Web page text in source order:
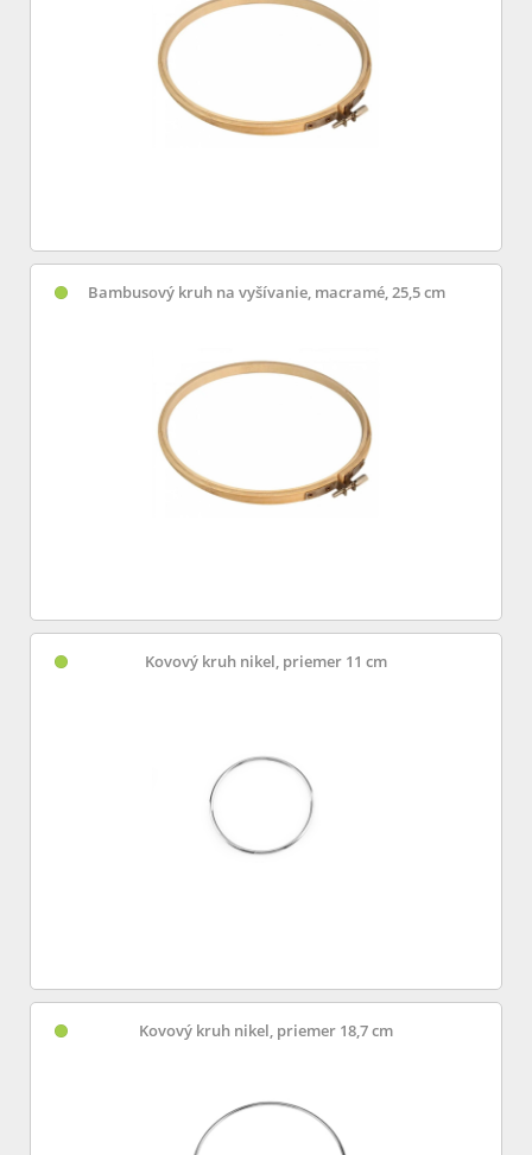
Bambusový kruh na vyšívanie, macramé, 25,5 cm
Kovový kruh nikel, priemer 11 cm
Kovový kruh nikel, priemer 18,7 cm